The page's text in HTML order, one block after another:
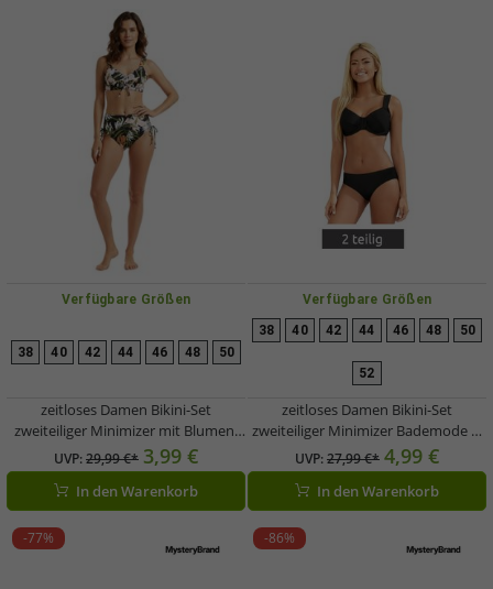
Verfügbare Größen
38 40 42 44 46 48 50
zeitloses Damen Bikini-Set
zweiteiliger Minimizer mit Blumen-
Print Bademode F-Körbchen 925193
Schwarz/Bunt
UVP:29,99 €* 3,99 €
In den Warenkorb
Verfügbare Größen
38 40 42 44 46 48 50
52
zeitloses Damen Bikini-Set
zweiteiliger Minimizer Bademode F-
Körbchen 960224 Schwarz
UVP:27,99 €* 4,99 €
In den Warenkorb
-77% -86%